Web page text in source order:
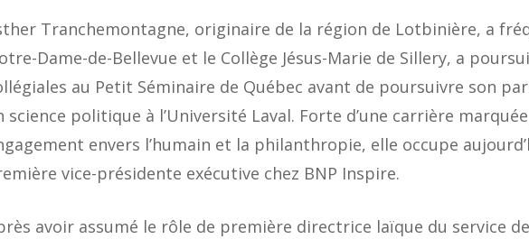
Tranchemontagne, originaire de la région de Lotbinière, a
Dame-de-Bellevue et le Collège Jésus-Marie de Sillery, a
au Petit Séminaire de Québec avant de poursuivre son
science politique à l’Université Laval. Forte d’une carrière
envers l’humain et la philanthropie, elle occupe
vice-présidente exécutive chez BNP Inspire.
avoir assumé le rôle de première directrice laïque du service